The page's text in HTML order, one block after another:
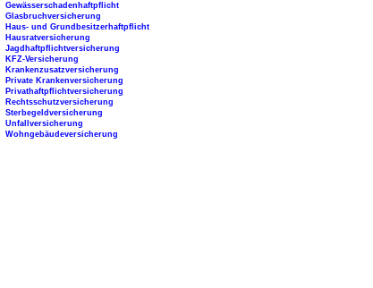
Gewässerschadenhaftpflicht
Glasbruchversicherung
Haus- und Grundbesitzerhaftpflicht
Hausratversicherung
Jagdhaftpflichtversicherung
KFZ-Versicherung
Krankenzusatzversicherung
Private Krankenversicherung
Privathaftpflichtversicherung
Rechtsschutzversicherung
Sterbegeldversicherung
Unfallversicherung
Wohngebäudeversicherung